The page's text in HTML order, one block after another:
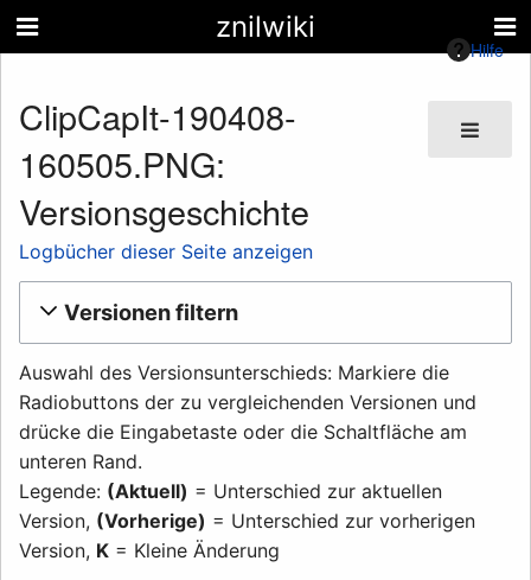
znilwiki
Hilfe
ClipCapIt-190408-
160505.PNG:
Versionsgeschichte
Logbücher dieser Seite anzeigen
Versionen filtern
Auswahl des Versionsunterschieds: Markiere die
Radiobuttons der zu vergleichenden Versionen und
drücke die Eingabetaste oder die Schaltfläche am
unteren Rand.
Legende: (Aktuell) = Unterschied zur aktuellen
Version, (Vorherige) = Unterschied zur vorherigen
Version, K = Kleine Änderung